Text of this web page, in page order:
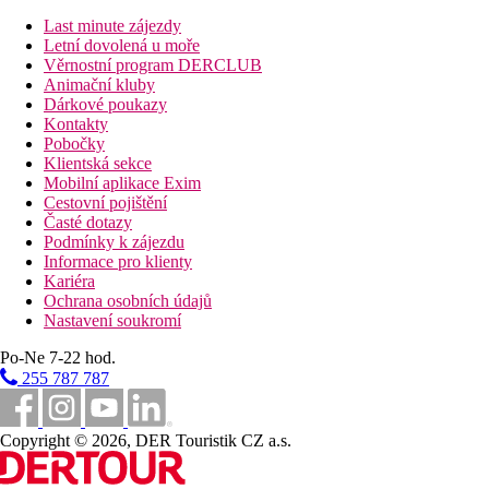
Junior Suita, Výhled na bazén:
posuvnými dveřmi
Junior Suita, Sdílený bazén:
posuvnými dveřmi, sdílený bazén, minibar (doplněný 1x
za pobyt), možnost navštívit 3 aĺa carte restaurace během
pobytu (dle výběru klientů), VIP snídnaě v restauraci
"Kouzina"
Family Suita, Výhled na bazén:
oddělená posuvnými dveřmi, 2 koupelny
Family Suita, Boční výhled na moře:
část oddělená posuvnými dveřmi, 2 koupelny, minibar
(doplněný 1x za pobyt), možnost navštívit 3 aĺa carte
restaurace během pobytu (dle výběru klientů), VIP
snídnaě v restauraci "Kouzina"
Family Suita, Sdílený bazén:
oddělená posuvnými dveřmi, 2 koupelny, minibar
(doplněný 1x za pobyt), možnost navštívit 3 aĺa carte
restaurace během pobytu (dle výběru klientů), VIP
snídnaě v restauraci "Kouzina"
Family Suita, Boční výhled na moře, Sdílený bazén:
ložnice a obývací část oddělená posuvnými dveřmi, 2
koupelny, sdílený bazén, minibar (doplněný 1x za pobyt),
možnost navštívit 3 aĺa carte restaurace během pobytu (dle
výběru klientů), VIP snídnaě v restauraci "Kouzina"
Last minute zájezdy
Letní dovolená u moře
Věrnostní program DERCLUB
Animační kluby
Dárkové poukazy
Kontakty
Pobočky
Klientská sekce
Mobilní aplikace Exim
Cestovní pojištění
Časté dotazy
Podmínky k zájezdu
Informace pro klienty
Kariéra
Ochrana osobních údajů
Nastavení soukromí
Po-Ne 7-22 hod.
255 787 787
Copyright © 2026, DER Touristik CZ a.s.